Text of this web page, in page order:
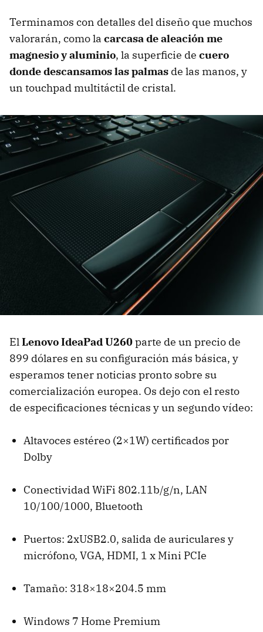
Terminamos con detalles del diseño que muchos
valorarán, como la carcasa de aleación me
magnesio y aluminio, la superficie de cuero
donde descansamos las palmas de las manos, y
un touchpad multitáctil de cristal.
ElLenovo IdeaPad U260parte de un precio de
899 dólares en su configuración más básica, y
esperamos tener noticias pronto sobre su
comercialización europea. Os dejo con el resto
de especificaciones técnicas y un segundo vídeo:
Altavoces estéreo (2×1W) certificados por
Dolby
Conectividad WiFi 802.11b/g/n, LAN
10/100/1000, Bluetooth
Puertos: 2xUSB2.0, salida de auriculares y
micrófono, VGA, HDMI, 1 x Mini PCIe
Tamaño: 318×18×204.5 mm
Windows 7 Home Premium